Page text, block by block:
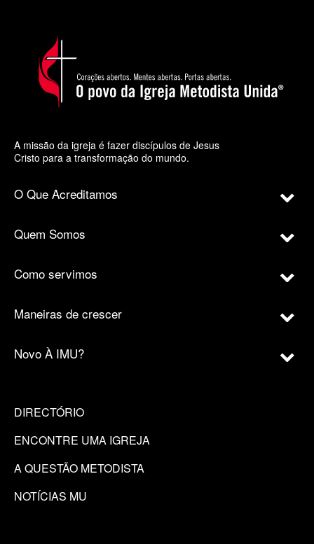
A missão da igreja é fazer discípulos de Jesus
Cristo para a transformação do mundo.
O Que Acreditamos
Quem Somos
Como servimos
Maneiras de crescer
Novo À IMU?
DIRECTÓRIO
ENCONTRE UMA IGREJA
A QUESTÃO METODISTA
NOTÍCIAS MU